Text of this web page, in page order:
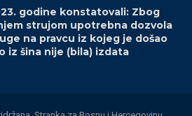
godine konstatovali: Zbog
strujom upotrebna dozvola
na pravcu iz kojeg je došao
iz šina nije (bila) izdata